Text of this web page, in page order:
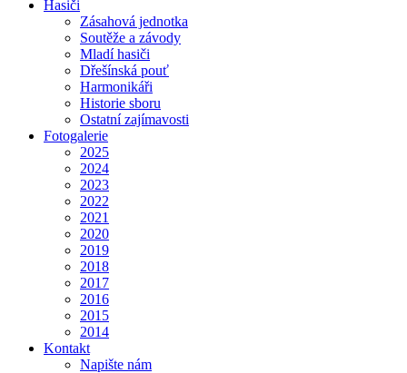
Hasiči
Zásahová jednotka
Soutěže a závody
Mladí hasiči
Dřešínská pouť
Harmonikáři
Historie sboru
Ostatní zajímavosti
Fotogalerie
2025
2024
2023
2022
2021
2020
2019
2018
2017
2016
2015
2014
Kontakt
Napište nám